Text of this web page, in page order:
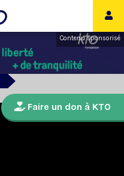
Contenu sponsorisé
Faire un don à KTO